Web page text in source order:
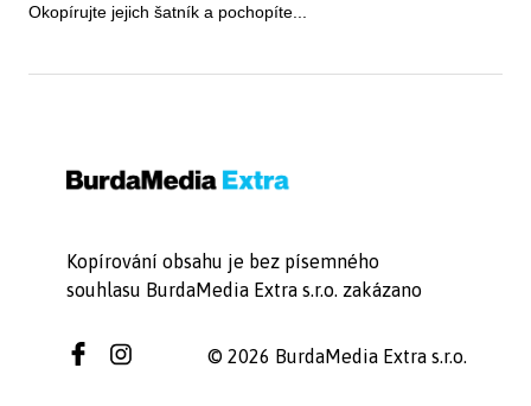
Okopírujte jejich šatník a pochopíte...
Kopírování obsahu je bez písemného
souhlasu BurdaMedia Extra s.r.o. zakázano
© 2026 BurdaMedia Extra s.r.o.